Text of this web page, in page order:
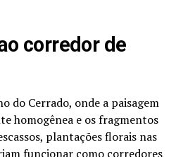
corredor de
do Cerrado, onde a paisagem
homogênea e os fragmentos
plantações florais nas
funcionar como corredores